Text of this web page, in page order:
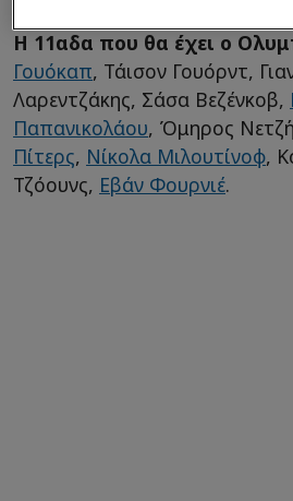
Η 11αδα που θα έχει ο
Γουόκαπ, Τάισον Γουόρντ,
Λαρεντζάκης, Σάσα Βεζένκοβ,
Παπανικολάου, Όμηρος
Πίτερς, Νίκολα Μιλουτίνοφ,
Τζόουνς, Εβάν Φουρνιέ.